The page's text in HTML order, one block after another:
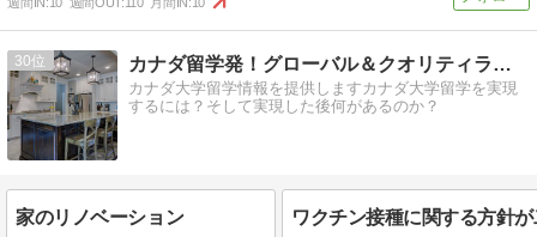
30 カナダ留学発！グローバル＆クオリティライフへの道
カナダ大学留学情報を提供しますカナダ大学留学を実現
するには？そして実現した後何があるのか？
家のリノベーション ワクチン接種に関する方針